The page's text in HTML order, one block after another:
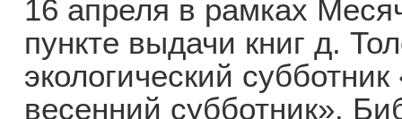
16 апреля в рамках
пункте выдачи книг д.
экологический
весенний субботник».